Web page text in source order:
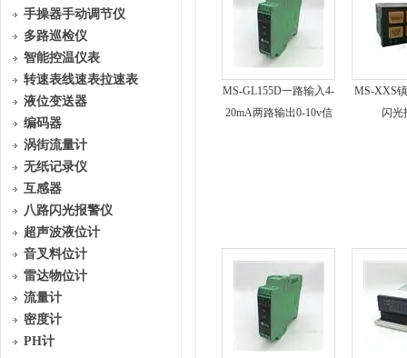
手操器手动调节仪
多路巡检仪
智能控温仪表
转速表线速表拉速表
液位变送器
编码器
涡街流量计
无纸记录仪
互感器
八路闪光报警仪
超声波液位计
音叉料位计
雷达物位计
流量计
密度计
PH计
MS-GL155D一路输入4-
20mA两路输出0-10v信
MS-XXS
闪光